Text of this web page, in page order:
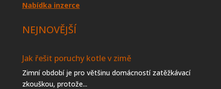
Nabídka inzerce
NEJNOVĚJŠÍ
Jak řešit poruchy kotle v zimě
Zimní období je pro většinu domácností zatěžkávací
zkouškou, protože...